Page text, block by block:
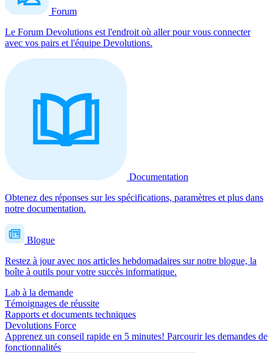
Forum
Le Forum Devolutions est l'endroit où aller pour vous connecter
avec vos pairs et l'équipe Devolutions.
Documentation
Obtenez des réponses sur les spécifications, paramètres et plus dans
notre documentation.
Blogue
Restez à jour avec nos articles hebdomadaires sur notre blogue, la
boîte à outils pour votre succès informatique.
Lab à la demande
Témoignages de réussite
Rapports et documents techniques
Devolutions Force
Apprenez un conseil rapide en 5 minutes! Parcourir les demandes de
fonctionnalités